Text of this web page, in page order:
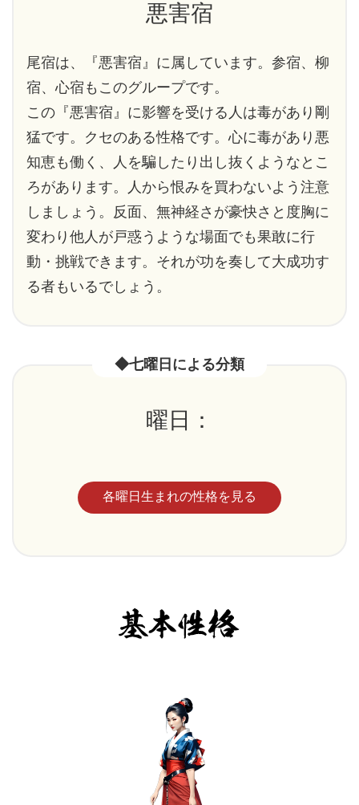
悪害宿
尾宿は、『悪害宿』に属しています。参宿、柳
宿、心宿もこのグループです。
この『悪害宿』に影響を受ける人は毒があり剛
猛です。クセのある性格です。心に毒があり悪
知恵も働く、人を騙したり出し抜くようなとこ
ろがあります。人から恨みを買わないよう注意
しましょう。反面、無神経さが豪快さと度胸に
変わり他人が戸惑うような場面でも果敢に行
動・挑戦できます。それが功を奏して大成功す
る者もいるでしょう。
◆七曜日による分類
曜日：
各曜日生まれの性格を見る